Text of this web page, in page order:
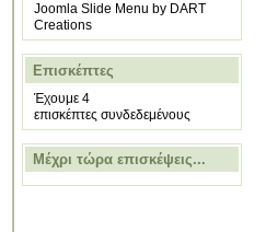
Joomla Slide Menu by DART
Creations
Επισκέπτες
Έχουμε 4
επισκέπτες συνδεδεμένους
Μέχρι τώρα επισκέψεις...